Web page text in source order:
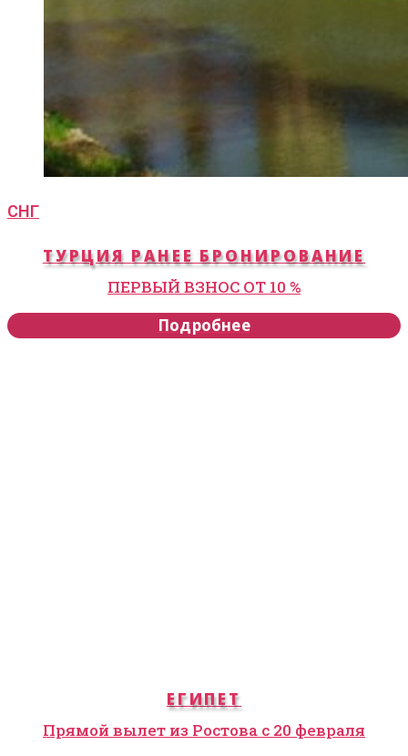
СНГ
ТУРЦИЯ РАНЕЕ БРОНИРОВАНИЕ
ПЕРВЫЙ ВЗНОС ОТ 10 %
Подробнее
ЕГИПЕТ
Прямой вылет из Ростова с 20 февраля